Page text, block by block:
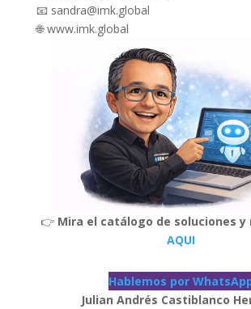
📧 sandra@imk.global
🌐 www.imk.global
👉 Mira el catálogo de soluciones
AQUI
Hablemos por
Julian Andrés Castiblanco